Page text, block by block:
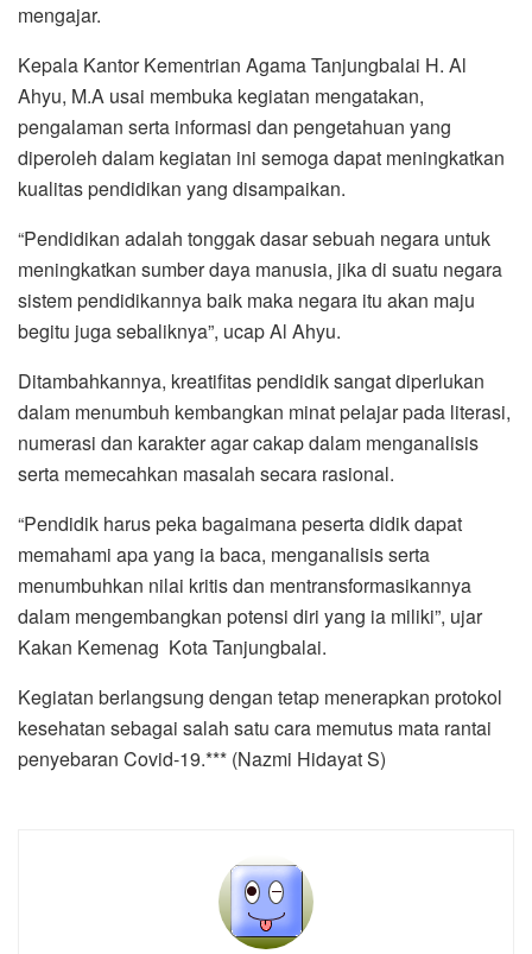
mengajar.
Kepala Kantor Kementrian Agama Tanjungbalai H. Al
Ahyu, M.A usai membuka kegiatan mengatakan,
pengalaman serta informasi dan pengetahuan yang
diperoleh dalam kegiatan ini semoga dapat meningkatkan
kualitas pendidikan yang disampaikan.
“Pendidikan adalah tonggak dasar sebuah negara untuk
meningkatkan sumber daya manusia, jika di suatu negara
sistem pendidikannya baik maka negara itu akan maju
begitu juga sebaliknya”, ucap Al Ahyu.
Ditambahkannya, kreatifitas pendidik sangat diperlukan
dalam menumbuh kembangkan minat pelajar pada literasi,
numerasi dan karakter agar cakap dalam menganalisis
serta memecahkan masalah secara rasional.
“Pendidik harus peka bagaimana peserta didik dapat
memahami apa yang ia baca, menganalisis serta
menumbuhkan nilai kritis dan mentransformasikannya
dalam mengembangkan potensi diri yang ia miliki”, ujar
Kakan Kemenag Kota Tanjungbalai.
Kegiatan berlangsung dengan tetap menerapkan protokol
kesehatan sebagai salah satu cara memutus mata rantai
penyebaran Covid-19.*** (Nazmi Hidayat S)